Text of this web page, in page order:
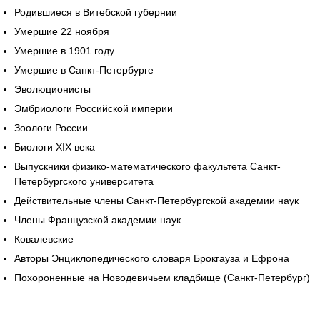
Родившиеся в Витебской губернии
Умершие 22 ноября
Умершие в 1901 году
Умершие в Санкт-Петербурге
Эволюционисты
Эмбриологи Российской империи
Зоологи России
Биологи XIX века
Выпускники физико-математического факультета Санкт-
Петербургского университета
Действительные члены Санкт-Петербургской академии наук
Члены Французской академии наук
Ковалевские
Авторы Энциклопедического словаря Брокгауза и Ефрона
Похороненные на Новодевичьем кладбище (Санкт-Петербург)